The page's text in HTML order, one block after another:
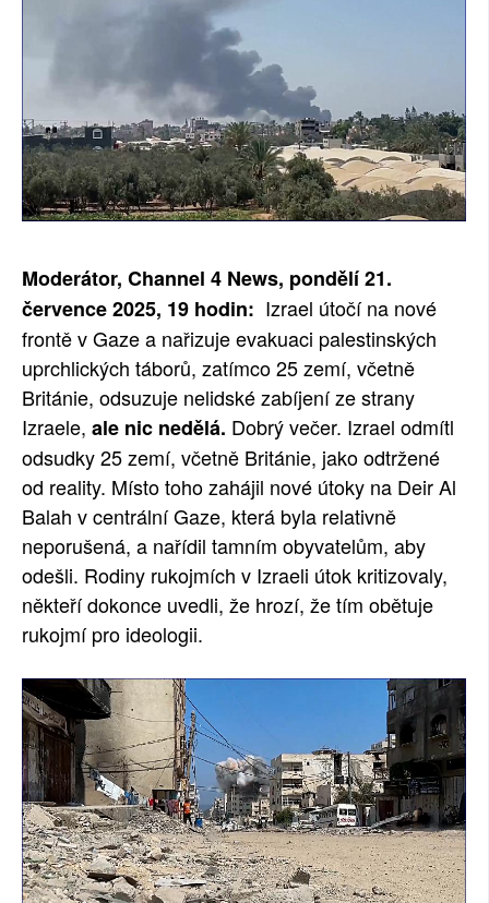
Moderátor, Channel 4 News, pondělí 21.
července 2025, 19 hodin: Izrael útočí na nové
frontě v Gaze a nařizuje evakuaci palestinských
uprchlických táborů, zatímco 25 zemí, včetně
Británie, odsuzuje nelidské zabíjení ze strany
Izraele, ale nic nedělá. Dobrý večer. Izrael odmítl
odsudky 25 zemí, včetně Británie, jako odtržené
od reality. Místo toho zahájil nové útoky na Deir Al
Balah v centrální Gaze, která byla relativně
neporušená, a nařídil tamním obyvatelům, aby
odešli. Rodiny rukojmích v Izraeli útok kritizovaly,
někteří dokonce uvedli, že hrozí, že tím obětuje
rukojmí pro ideologii.